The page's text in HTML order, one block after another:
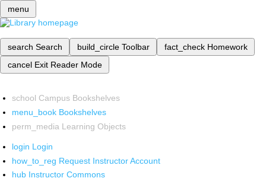
menu
search Search build_circle Toolbar fact_check Homework
cancel Exit Reader Mode
school Campus Bookshelves
menu_book Bookshelves
perm_media Learning Objects
login Login
how_to_reg Request Instructor Account
hub Instructor Commons